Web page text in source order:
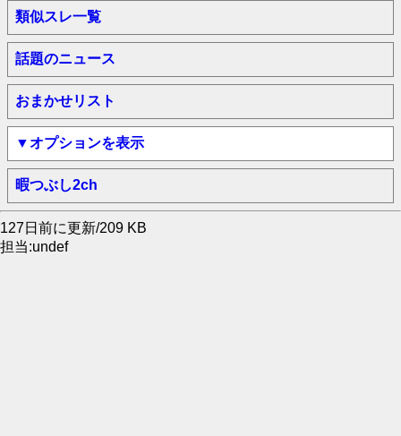
類似スレ一覧
話題のニュース
おまかせリスト
▼オプションを表示
暇つぶし2ch
127日前に更新/209 KB
担当:undef